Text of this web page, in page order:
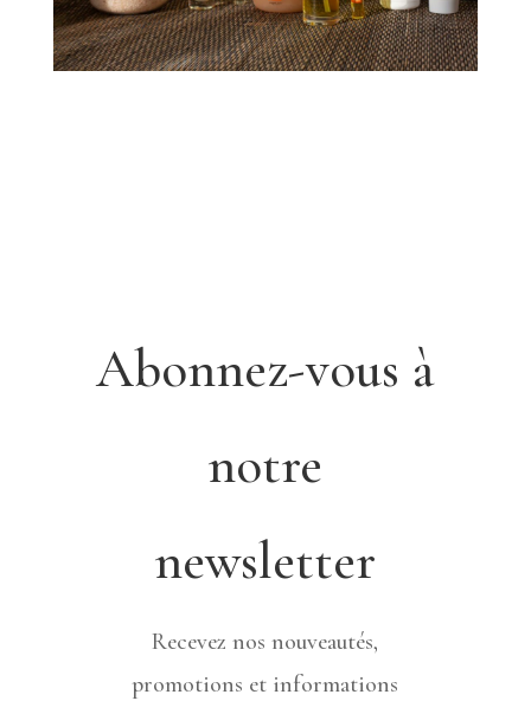
Abonnez-vous à
notre
newsletter
Recevez nos nouveautés,
promotions et informations